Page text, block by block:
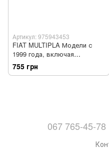
Артикул: 975943453
FIAT MULTIPLA Модели с
1999 года, включая
рестайлинг 2004 года
Руководство по ремонту и
755 грн
067 765-45-78